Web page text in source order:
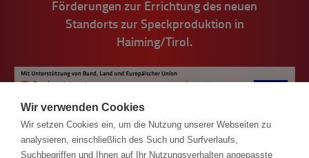
Förderungen zur Errichtung des neuen
Standorts zur Speckproduktion in
Haiming/Tirol.
Wir verwenden Cookies
Wir setzen Cookies ein, um die Nutzung unserer Webseiten zu
analysieren, einschließlich des Such und Surfverlaufs,
Suchbegriffen und Ihnen auf Ihr Nutzungsverhalten angepasste